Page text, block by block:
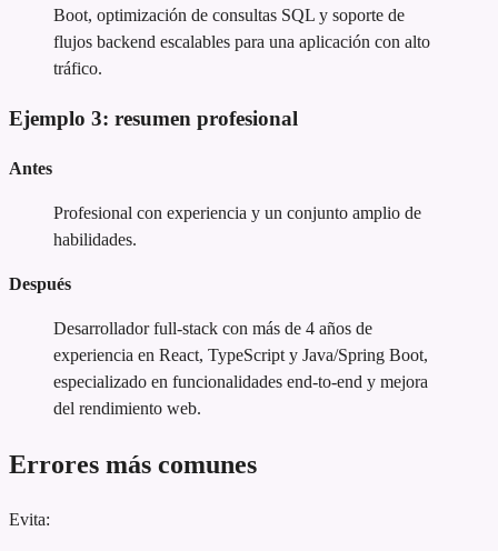
Boot, optimización de consultas SQL y soporte de
flujos backend escalables para una aplicación con alto
tráfico.
Ejemplo 3: resumen profesional
Antes
Profesional con experiencia y un conjunto amplio de
habilidades.
Después
Desarrollador full-stack con más de 4 años de
experiencia en React, TypeScript y Java/Spring Boot,
especializado en funcionalidades end-to-end y mejora
del rendimiento web.
Errores más comunes
Evita: